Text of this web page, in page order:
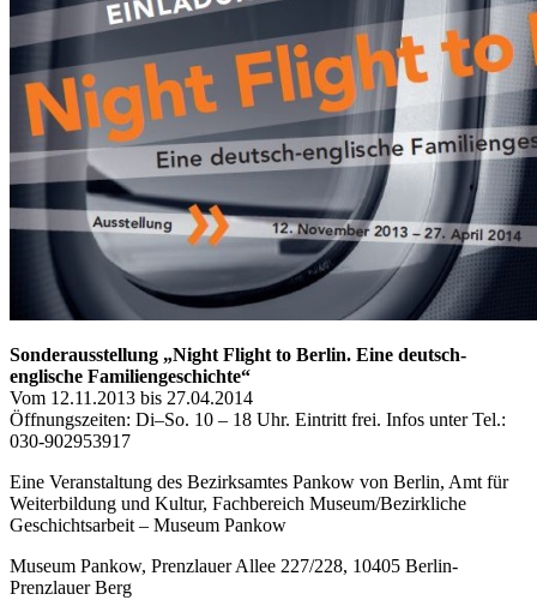
Sonderausstellung „Night Flight to Berlin. Eine deutsch-
englische Familiengeschichte“
Vom 12.11.2013 bis 27.04.2014
Öffnungszeiten: Di–So. 10 – 18 Uhr. Eintritt frei. Infos unter Tel.:
030-902953917
Eine Veranstaltung des Bezirksamtes Pankow von Berlin, Amt für
Weiterbildung und Kultur, Fachbereich Museum/Bezirkliche
Geschichtsarbeit – Museum Pankow
Museum Pankow, Prenzlauer Allee 227/228, 10405 Berlin-
Prenzlauer Berg